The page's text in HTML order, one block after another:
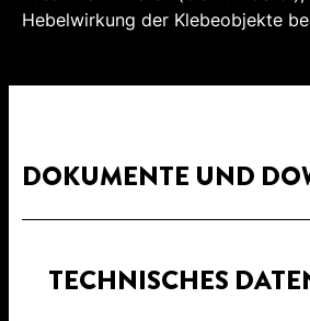
Hebelwirkung der Klebeobjekte
DOKUMENTE UND
TECHNISCHES